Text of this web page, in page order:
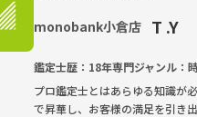
monobank小倉店 T .Y
鑑定士歴：18年専門ジャンル：
プロ鑑定士とはあらゆる知識が
で昇華し、お客様の満足を引き